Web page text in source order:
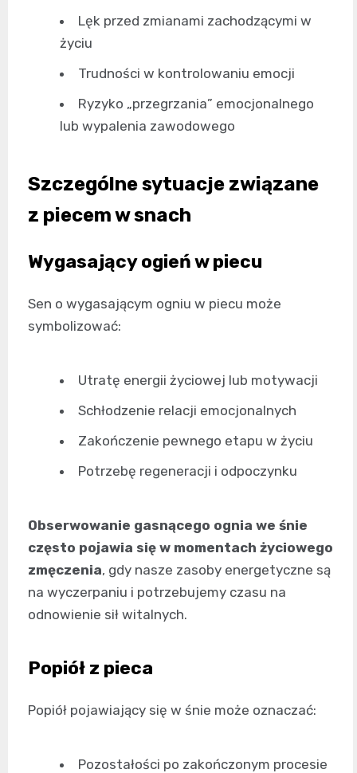
Lęk przed zmianami zachodzącymi w
życiu
Trudności w kontrolowaniu emocji
Ryzyko „przegrzania” emocjonalnego
lub wypalenia zawodowego
Szczególne sytuacje związane
z piecem w snach
Wygasający ogień w piecu
Sen o wygasającym ogniu w piecu może
symbolizować:
Utratę energii życiowej lub motywacji
Schłodzenie relacji emocjonalnych
Zakończenie pewnego etapu w życiu
Potrzebę regeneracji i odpoczynku
Obserwowanie gasnącego ognia we śnie
często pojawia się w momentach życiowego
zmęczenia, gdy nasze zasoby energetyczne są
na wyczerpaniu i potrzebujemy czasu na
odnowienie sił witalnych.
Popiół z pieca
Popiół pojawiający się w śnie może oznaczać:
Pozostałości po zakończonym procesie